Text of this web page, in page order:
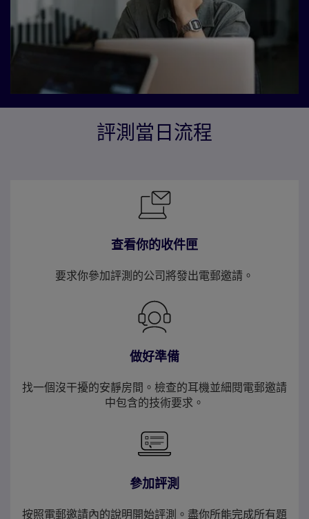
評測當日流程
查看你的收件匣
要求你參加評測的公司將發出電郵邀請。
做好準備
找一個沒干擾的安靜房間。檢查的耳機並細閱電郵邀請
中包含的技術要求。
參加評測
按照電郵邀請內的說明開始評測。盡你所能完成所有題